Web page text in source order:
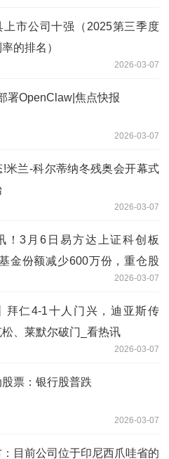
上市公司十强（2025第三季度
的排名）
2026-03-07
署OpenClaw|焦点快报
2026-03-07
!米兰-科尔蒂纳冬残奥会开幕式
2026-03-07
！3月6日易方达上证科创板
金份额减少600万份，重仓股
2026-03-07
拜仁4-1十人门兴，迪亚斯传
、莱默尔破门_看热讯
2026-03-07
票：银行股普跌
2026-03-07
目前公司位于印尼西爪哇省的